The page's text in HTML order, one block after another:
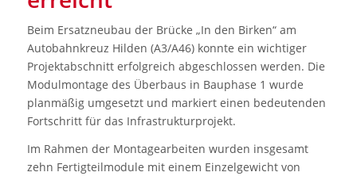
Beim Ersatzneubau der Brücke „In den Birken“ am
Autobahnkreuz Hilden (A3/A46) konnte ein wichtiger
Projektabschnitt erfolgreich abgeschlossen werden. Die
Modulmontage des Überbaus in Bauphase 1 wurde
planmäßig umgesetzt und markiert einen bedeutenden
Fortschritt für das Infrastrukturprojekt.
Im Rahmen der Montagearbeiten wurden insgesamt
zehn Fertigteilmodule mit einem Einzelgewicht von